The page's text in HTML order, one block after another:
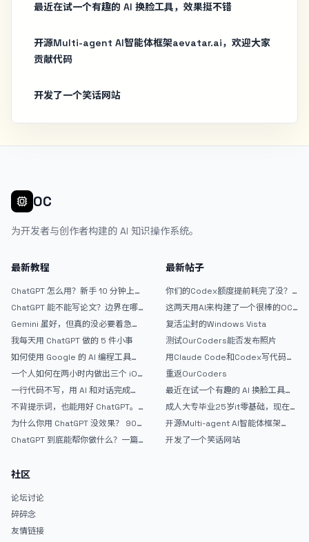
最近在试一个有趣的 AI 换脸工具，效果挺不错
开源Multi-agent AI智能体框架aevatar.ai，欢迎大家
贡献代码
开发了一个笑话网站
OC
为开发者与创作者构建的 AI 知识操作系统。
最新教程
ChatGPT 怎么用？新手 10 分钟上手
ChatGPT 能不能写论文？边界在哪
Gemini 虽好，但真的没必要着急放
弃 ChatGPT
我每天用 ChatGPT 做的 5 件小事
如何使用 Google 的 AI 编程工具
AntiGravity：独立开发者的新时代
武器
一个人如何在两小时内做出三个 iOS
APP？｜AntiGravity + Gemini 3 实
战完整记录
一行代码不写，用 AI 和对话完成一
个完整网站：《图书天堂》实战记录
不背提示词，也能用好 ChatGPT。
一个万能提问模板
为什么你用 ChatGPT 没效果？ 90%
的人第一步就问错了
ChatGPT 到底能帮你做什么？一篇
最新帖子
你们的Codex额度提前耗完了没？
戒断反应如何？
这两天用AI来构建了一个很棒的OC
论坛精华区
复活尘封的Windows Vista
测试OurCoders能否发布照片
用Claude Code和Codex写代码真
的爽，但是App怎么挣钱还是很难啊
重返OurCoders
最近在试一个有趣的 AI 换脸工具，
效果挺不错
成人大专毕业25岁it零基础，现在想
考软件设计师，有什么好的建议吗，
谢谢！
开源Multi-agent AI智能体框架
aevatar.ai，欢迎大家贡献代码
开发了一个笑话网站
社区
论坛讨论
碎碎念
友情链接